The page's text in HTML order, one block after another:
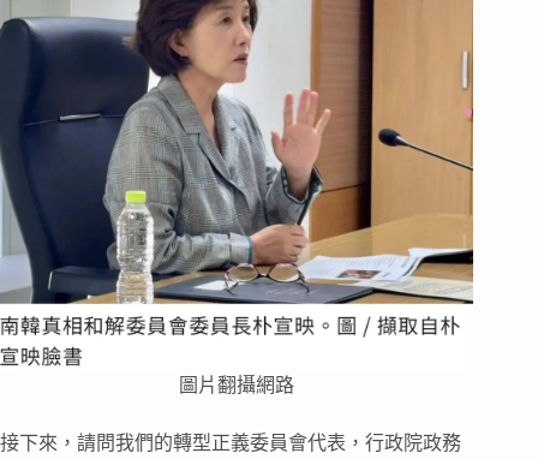
圖片翻攝網路
接下來，請問我們的轉型正義委員會代表，行政院政務